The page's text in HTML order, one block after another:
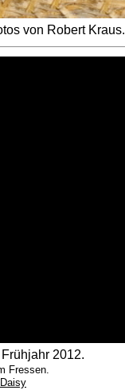
von Robert Kraus.
2012.
Fressen.